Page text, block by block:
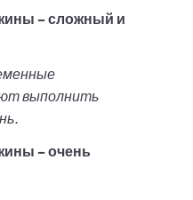
– сложный и
выполнить
– очень